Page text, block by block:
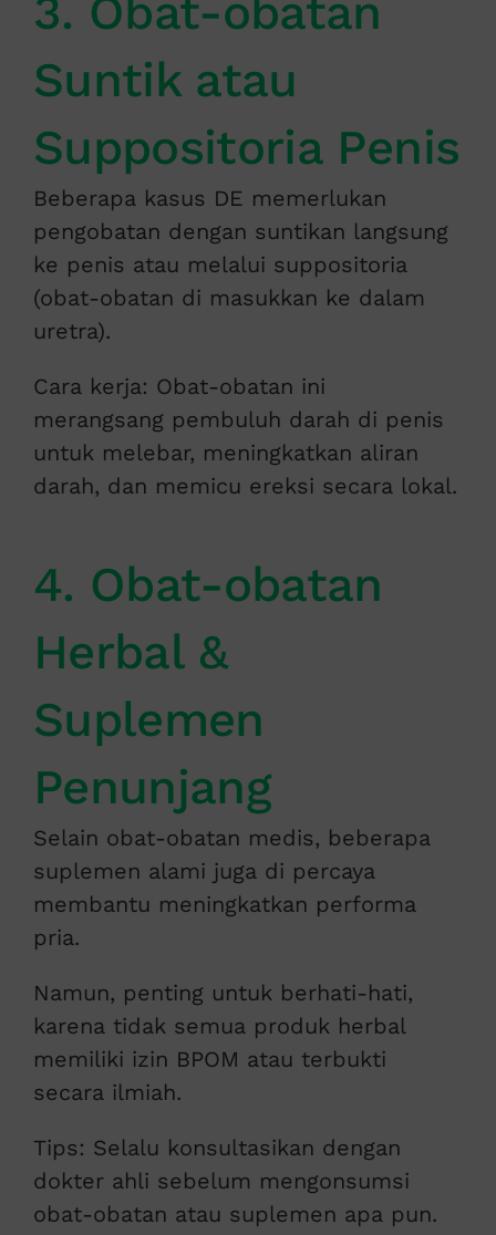
3. Obat-obatan
Suntik atau
Suppositoria Penis
Beberapa kasus DE memerlukan
pengobatan dengan suntikan langsung
ke penis atau melalui suppositoria
(obat-obatan di masukkan ke dalam
uretra).
Cara kerja: Obat-obatan ini
merangsang pembuluh darah di penis
untuk melebar, meningkatkan aliran
darah, dan memicu ereksi secara lokal.
4. Obat-obatan
Herbal &
Suplemen
Penunjang
Selain obat-obatan medis, beberapa
suplemen alami juga di percaya
membantu meningkatkan performa
pria.
Namun, penting untuk berhati-hati,
karena tidak semua produk herbal
memiliki izin BPOM atau terbukti
secara ilmiah.
Tips: Selalu konsultasikan dengan
dokter ahli sebelum mengonsumsi
obat-obatan atau suplemen apa pun.